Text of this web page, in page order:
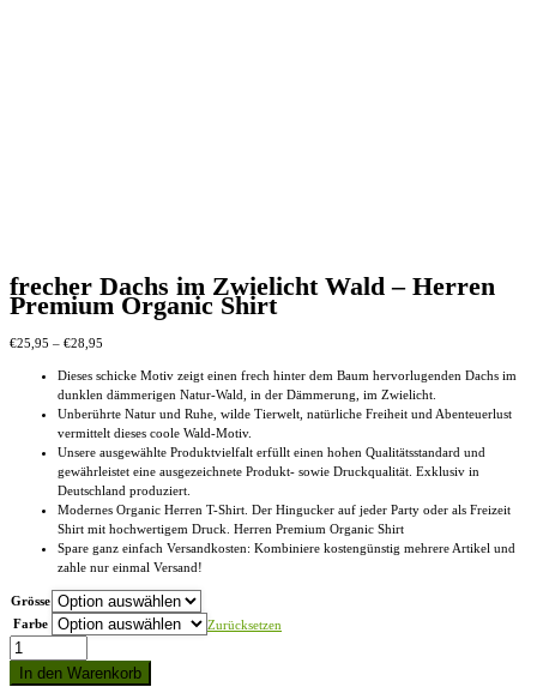
frecher Dachs im Zwielicht Wald – Herren
Premium Organic Shirt
€25,95 – €28,95
bis
€28,95
Dieses schicke Motiv zeigt einen frech hinter dem Baum hervorlugenden Dachs im
dunklen dämmerigen Natur-Wald, in der Dämmerung, im Zwielicht.
Unberührte Natur und Ruhe, wilde Tierwelt, natürliche Freiheit und Abenteuerlust
vermittelt dieses coole Wald-Motiv.
Unsere ausgewählte Produktvielfalt erfüllt einen hohen Qualitätsstandard und
gewährleistet eine ausgezeichnete Produkt- sowie Druckqualität. Exklusiv in
Deutschland produziert.
Modernes Organic Herren T-Shirt. Der Hingucker auf jeder Party oder als Freizeit
Shirt mit hochwertigem Druck. Herren Premium Organic Shirt
Spare ganz einfach Versandkosten: Kombiniere kostengünstig mehrere Artikel und
zahle nur einmal Versand!
Grösse
Farbe
Zurücksetzen
frecher
Dachs
imIn den Warenkorb